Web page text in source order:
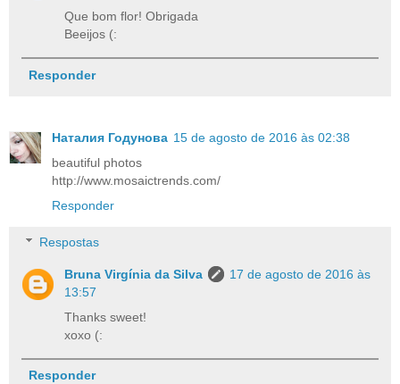
Que bom flor! Obrigada
Beeijos (:
Responder
Наталия Годунова 15 de agosto de 2016 às 02:38
beautiful photos
http://www.mosaictrends.com/
Responder
Respostas
Bruna Virgínia da Silva
17 de agosto de 2016 às
13:57
Thanks sweet!
xoxo (:
Responder